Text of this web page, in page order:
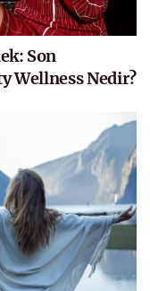
Son
Wellness Nedir?